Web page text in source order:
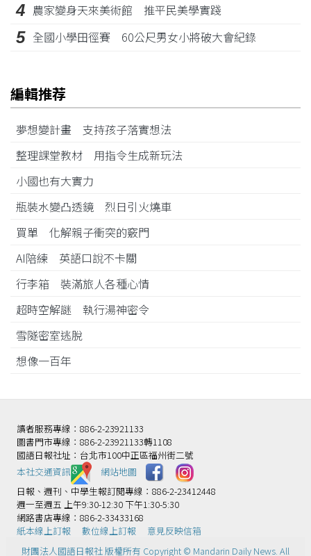
4 農家變身天來美術館 推平民美學實踐
5 全國小學田徑賽 60公尺男女小將破大會紀錄
編輯推荐
夢想變計畫 支持孩子落實想法
整理課堂教材 用指令生成新玩法
小國也有大實力
瓶裝水變凸透鏡 烈日引火燒車
買單 化解親子衝突的竅門
AI陪練 英語口說不卡關
行李箱 裝滿旅人各種心情
超時空解謎 執行湯神密令
雪隧密室逃脫
想像一百年
讀者服務專線：886-2-23921133
圖書門市專線：886-2-23921133轉1108
國語日報社址：台北市100中正區福州街二號
本社交通資訊️
網站地圖
日報、週刊、中學生報訂閱專線：886-2-23412448
週一至週五 上午9:30-12:30 下午1:30-5:30
網路書店專線：886-2-33433168
紙本線上訂報
數位線上訂報
意見反映信箱
財團法人國語日報社 版權所有 Copyright © Mandarin Daily News. All